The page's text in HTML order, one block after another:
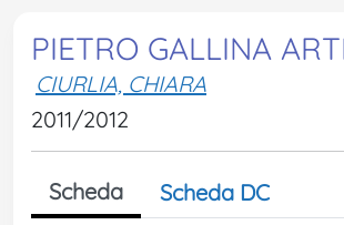
PIETRO GALLINA
CIURLIA, CHIARA
2011/2012
Scheda Scheda DC